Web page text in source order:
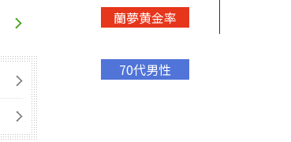
蘭夢黄金率
70代男性